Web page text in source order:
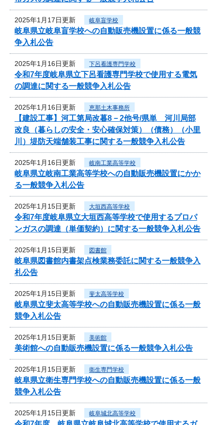
2025年1月17日更新 岐阜盲学校
岐阜県立岐阜盲学校への自動販売機設置に係る一般競
争入札公告
2025年1月16日更新 下呂看護専門学校
令和7年度岐阜県立下呂看護専門学校で使用する電気
の調達に関する一般競争入札公告
2025年1月16日更新 恵那土木事務所
【建設工事】河工第局改暮8－2他号/県単 河川局部
改良（暮らしの安全・安心確保対策）（債務）（小里
川）堤防天端舗装工事に関する一般競争入札公告
2025年1月16日更新 岐南工業高等学校
岐阜県立岐南工業高等学校への自動販売機設置にかか
る一般競争入札公告
2025年1月15日更新 大垣西高等学校
令和7年度岐阜県立大垣西高等学校で使用するプロパ
ンガスの調達（単価契約）に関する一般競争入札公告
2025年1月15日更新 図書館
岐阜県図書館内書架点検業務委託に関する一般競争入
札公告
2025年1月15日更新 斐太高等学校
岐阜県立斐太高等学校への自動販売機設置に係る一般
競争入札公告
2025年1月15日更新 美術館
美術館への自動販売機設置に係る一般競争入札公告
2025年1月15日更新 衛生専門学校
岐阜県立衛生専門学校への自動販売機設置に係る一般
競争入札公告
2025年1月15日更新 岐阜城北高等学校